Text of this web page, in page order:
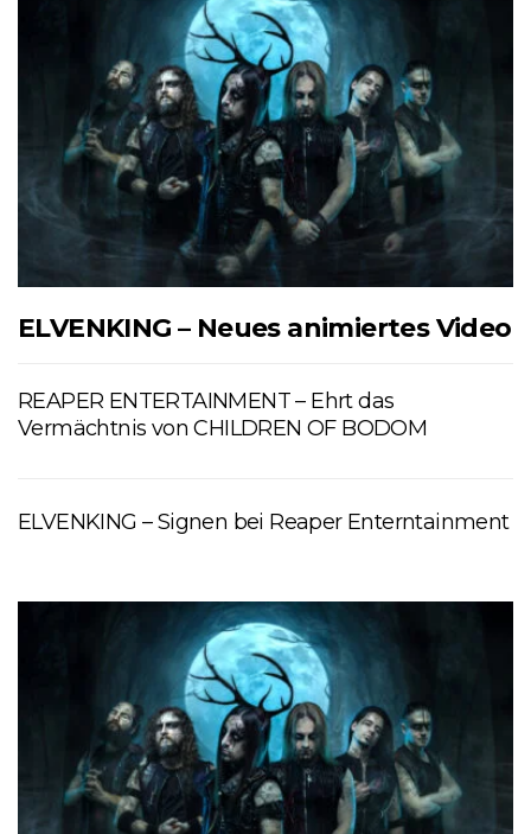
ELVENKING – Neues animiertes Video
REAPER ENTERTAINMENT – Ehrt das
Vermächtnis von CHILDREN OF BODOM
ELVENKING – Signen bei Reaper Enterntainment